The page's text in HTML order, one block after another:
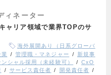
ィネーター
リア領域で業界TOPのサ
海外展開あり（日系グローバ
管理職・マネジャー
新規事
ンシャル採用（未経験可）
CxO
サービス責任者
開発責任者